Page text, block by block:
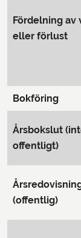
Fördelning av
eller förlust
Bokföring
Årsbokslut
offentligt)
(offentlig)